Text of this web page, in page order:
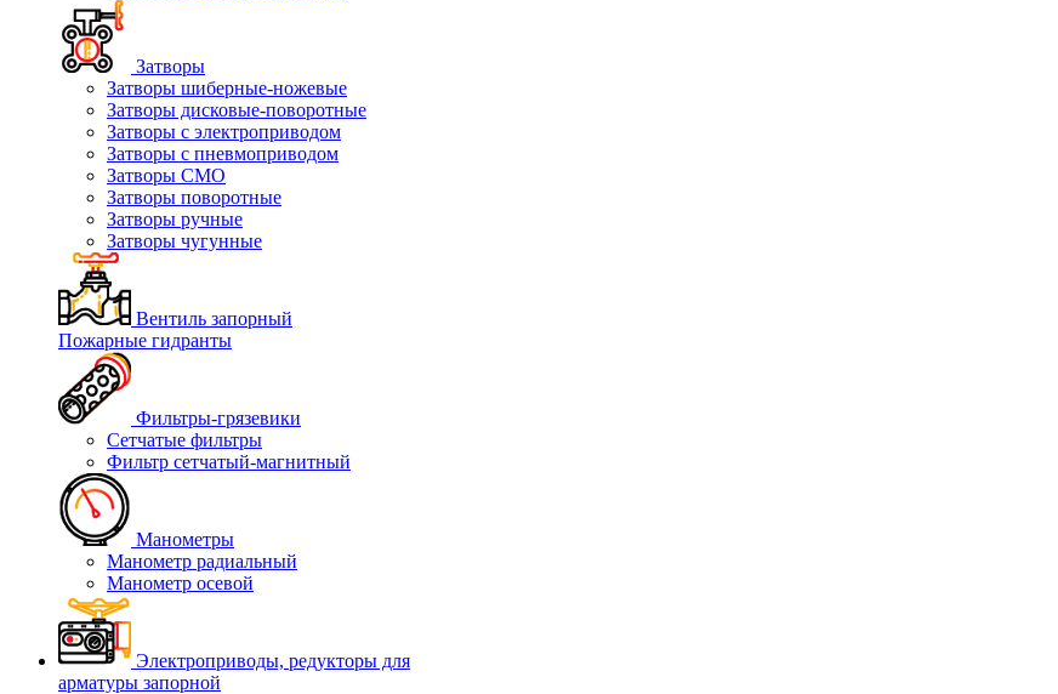
Затворы
Затворы шиберные-ножевые
Затворы дисковые-поворотные
Затворы с электроприводом
Затворы с пневмоприводом
Затворы СМО
Затворы поворотные
Затворы ручные
Затворы чугунные
Вентиль запорный
Пожарные гидранты
Фильтры-грязевики
Сетчатые фильтры
Фильтр сетчатый-магнитный
Манометры
Манометр радиальный
Манометр осевой
Электроприводы, редукторы для
арматуры запорной